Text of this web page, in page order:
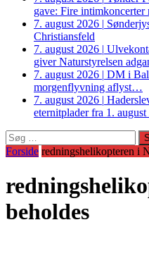
gave: Fire
7. august 2026 |
Christiansfeld
7. august 2026 |
giver Naturstyrelsen
7. august 2026 | DM i
morgenflyvning aflyst…
7. august 2026 |
eternitplader fra 1. august
Søg
efter:
Forside redningshelikopteren i
beholdes